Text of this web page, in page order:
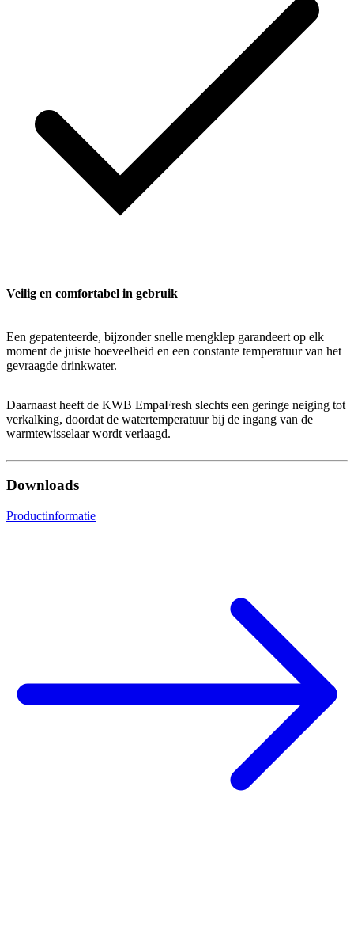
Veilig en comfortabel in gebruik
Een gepatenteerde, bijzonder snelle mengklep garandeert op elk
moment de juiste hoeveelheid en een constante temperatuur van het
gevraagde drinkwater.
Daarnaast heeft de KWB EmpaFresh slechts een geringe neiging tot
verkalking, doordat de watertemperatuur bij de ingang van de
warmtewisselaar wordt verlaagd.
Downloads
Productinformatie